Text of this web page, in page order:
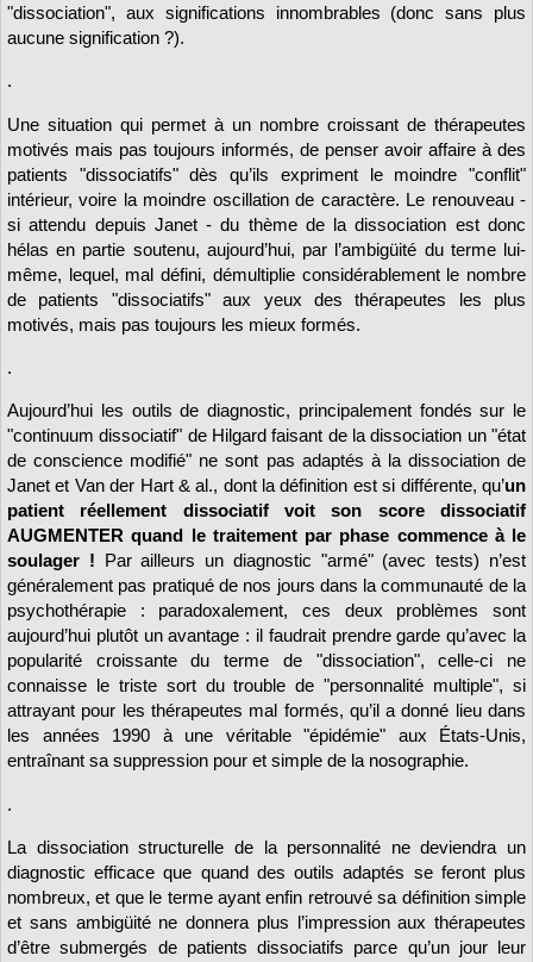
"dissociation", aux significations innombrables (donc sans plus
aucune signification ?).
.
Une situation qui permet à un nombre croissant de thérapeutes
motivés mais pas toujours informés, de penser avoir affaire à des
patients "dissociatifs" dès qu’ils expriment le moindre "conflit"
intérieur, voire la moindre oscillation de caractère. Le renouveau -
si attendu depuis Janet - du thème de la dissociation est donc
hélas en partie soutenu, aujourd’hui, par l’ambigüité du terme lui-
même, lequel, mal défini, démultiplie considérablement le nombre
de patients "dissociatifs" aux yeux des thérapeutes les plus
motivés, mais pas toujours les mieux formés.
.
Aujourd’hui les outils de diagnostic, principalement fondés sur le
"continuum dissociatif" de Hilgard faisant de la dissociation un "état
de conscience modifié" ne sont pas adaptés à la dissociation de
Janet et Van der Hart & al., dont la définition est si différente, qu’un
patient réellement dissociatif voit son score dissociatif
AUGMENTER quand le traitement par phase commence à le
soulager ! Par ailleurs un diagnostic "armé" (avec tests) n’est
généralement pas pratiqué de nos jours dans la communauté de la
psychothérapie : paradoxalement, ces deux problèmes sont
aujourd’hui plutôt un avantage : il faudrait prendre garde qu’avec la
popularité croissante du terme de "dissociation", celle-ci ne
connaisse le triste sort du trouble de "personnalité multiple", si
attrayant pour les thérapeutes mal formés, qu’il a donné lieu dans
les années 1990 à une véritable "épidémie" aux États-Unis,
entraînant sa suppression pour et simple de la nosographie.
.
La dissociation structurelle de la personnalité ne deviendra un
diagnostic efficace que quand des outils adaptés se feront plus
nombreux, et que le terme ayant enfin retrouvé sa définition simple
et sans ambigüité ne donnera plus l’impression aux thérapeutes
d’être submergés de patients dissociatifs parce qu’un jour leur